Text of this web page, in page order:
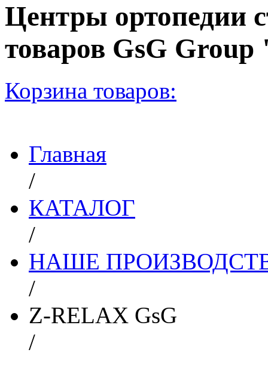
Центры ортопедии
товаров GsG
Корзина товаров:
Главная
/
КАТАЛОГ
/
НАШЕ
/
Z-RELAX GsG
/